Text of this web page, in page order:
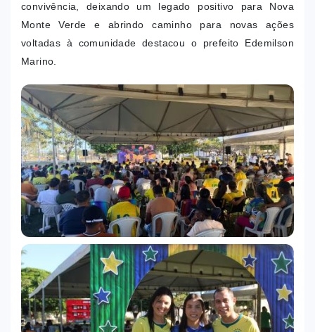
convivência, deixando um legado positivo para Nova
Monte Verde e abrindo caminho para novas ações
voltadas à comunidade destacou o prefeito Edemilson
Marino.